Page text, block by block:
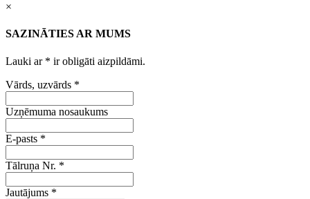
×
SAZINĀTIES AR MUMS
Lauki ar * ir obligāti aizpildāmi.
Vārds, uzvārds *
Uzņēmuma nosaukums
E-pasts *
Tālruņa Nr. *
Jautājums *